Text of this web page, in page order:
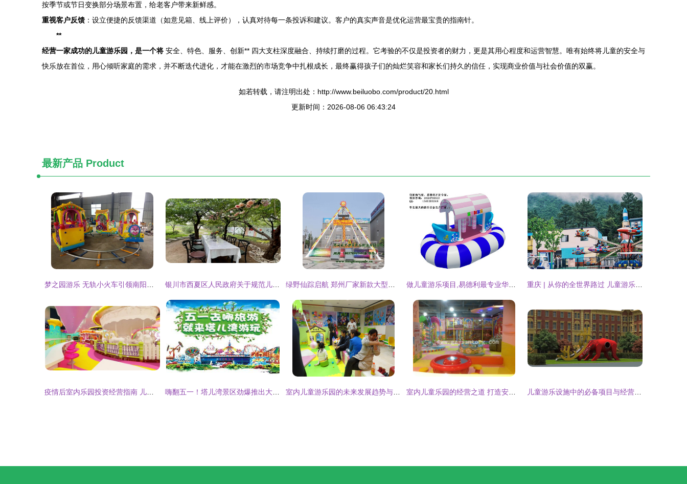
按季节或节日变换部分场景布置，给老客户带来新鲜感。
重视客户反馈 ：设立便捷的反馈渠道（如意见箱、线上评价），认真对待每一条投诉和建议。客户的真实声音是优化运营最宝贵的指南针。
**
经营一家成功的儿童游乐园，是一个将 安全、特色、服务、创新** 四大支柱深度融合、持续打磨的过程。它考验的不仅是投资者的财力，更是其用心程度和运营智慧。唯有始终将儿童的安全与
快乐放在首位，用心倾听家庭的需求，并不断迭代进化，才能在激烈的市场竞争中扎根成长，最终赢得孩子们的灿烂笑容和家长们持久的信任，实现商业价值与社会价值的双赢。
如若转载，请注明出处：http://www.beiluobo.com/product/20.html
更新时间：2026-08-06 06:43:24
最新产品 Product